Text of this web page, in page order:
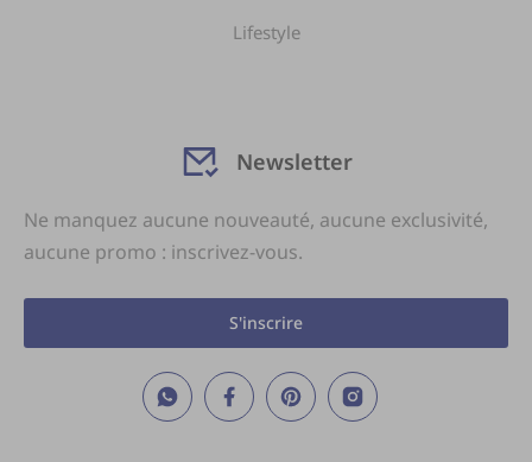
Lifestyle
Newsletter
Ne manquez aucune nouveauté, aucune exclusivité,
aucune promo : inscrivez-vous.
S'inscrire